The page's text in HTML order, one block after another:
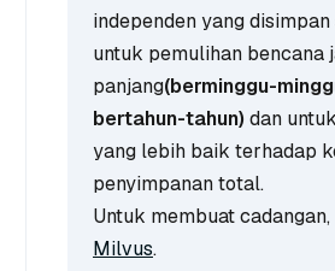
independen yang
untuk pemulihan bencana
panjang(berminggu-
bertahun-tahun) dan
yang lebih baik terhadap
penyimpanan total.
Untuk membuat
Milvus.